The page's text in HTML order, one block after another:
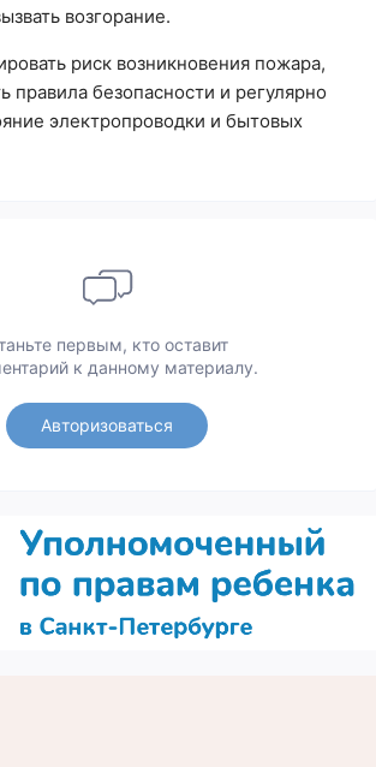
возгорание.
риск возникновения пожара,
правила безопасности и регулярно
электропроводки и бытовых
первым, кто оставит
к данному материалу.
Авторизоваться